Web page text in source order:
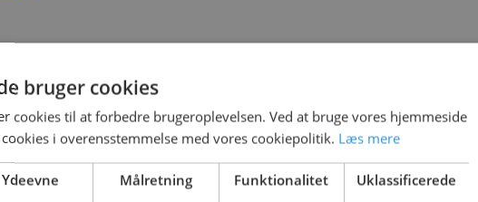
bruger cookies
cookies til at forbedre brugeroplevelsen. Ved at bruge vores hjemmeside
i overensstemmelse med vores cookiepolitik. Læs mere
Ydeevne Målretning Funktionalitet Uklassificerede